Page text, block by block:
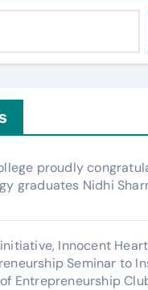
proudly
graduates Nidhi
Innocent
Seminar to
Entrepreneurship